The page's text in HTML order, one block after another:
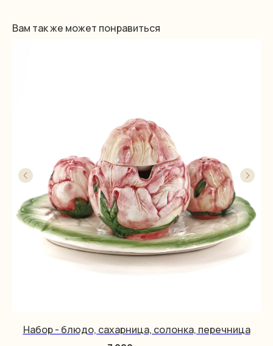
Вам так же может понравиться
Набор - блюдо, сахарница, солонка, перечница